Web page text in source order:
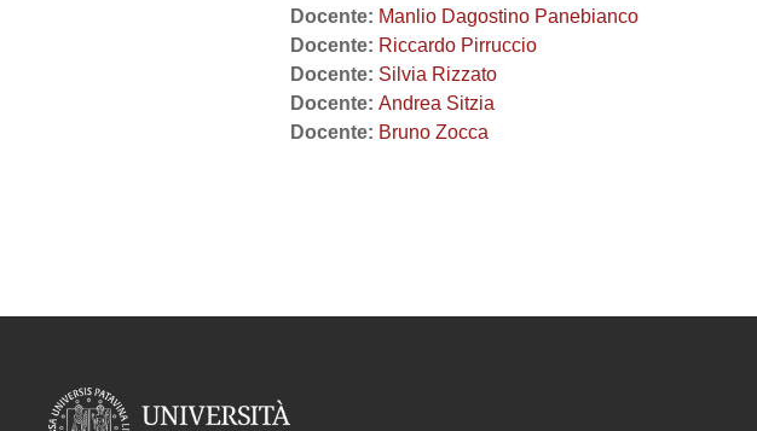
Docente: Manlio Dagostino Panebianco
Docente: Riccardo Pirruccio
Docente: Silvia Rizzato
Docente: Andrea Sitzia
Docente: Bruno Zocca